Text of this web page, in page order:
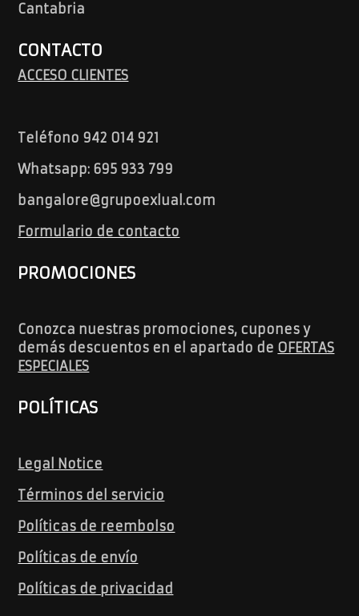
Cantabria
CONTACTO
ACCESO CLIENTES
Teléfono 942 014 921
Whatsapp: 695 933 799
bangalore@grupoexlual.com
Formulario de contacto
PROMOCIONES
Conozca nuestras promociones, cupones y
demás descuentos en el apartado de OFERTAS
ESPECIALES
POLÍTICAS
Legal Notice
Términos del servicio
Políticas de reembolso
Políticas de envío
Políticas de privacidad